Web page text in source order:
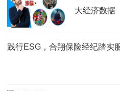
大经济数据
践行ESG，合翔保险经纪踏实